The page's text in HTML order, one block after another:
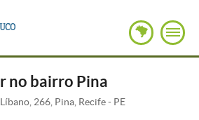
no bairro Pina
266, Pina, Recife - PE